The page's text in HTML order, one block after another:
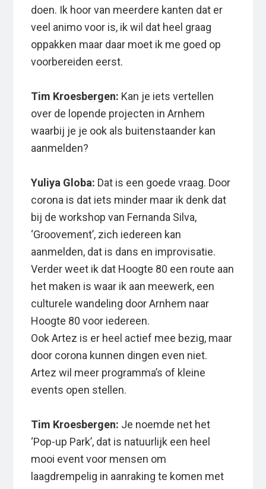
doen. Ik hoor van meerdere kanten dat er
veel animo voor is, ik wil dat heel graag
oppakken maar daar moet ik me goed op
voorbereiden eerst.
Tim Kroesbergen: Kan je iets vertellen
over de lopende projecten in Arnhem
waarbij je je ook als buitenstaander kan
aanmelden?
Yuliya Globa: Dat is een goede vraag. Door
corona is dat iets minder maar ik denk dat
bij de workshop van Fernanda Silva,
‘Groovement’, zich iedereen kan
aanmelden, dat is dans en improvisatie.
Verder weet ik dat Hoogte 80 een route aan
het maken is waar ik aan meewerk, een
culturele wandeling door Arnhem naar
Hoogte 80 voor iedereen.
Ook Artez is er heel actief mee bezig, maar
door corona kunnen dingen even niet.
Artez wil meer programma’s of kleine
events open stellen.
Tim Kroesbergen: Je noemde net het
‘Pop-up Park’, dat is natuurlijk een heel
mooi event voor mensen om
laagdrempelig in aanraking te komen met